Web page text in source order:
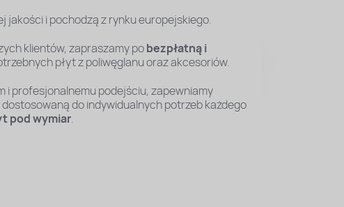
jakości i pochodzą z rynku europejskiego.
klientów, zapraszamy pobezpłatną i
płyt z poliwęglanu oraz akcesoriów.
i profesjonalnemu podejściu, zapewniamy
do indywidualnych potrzeb każdego
pod wymiar.